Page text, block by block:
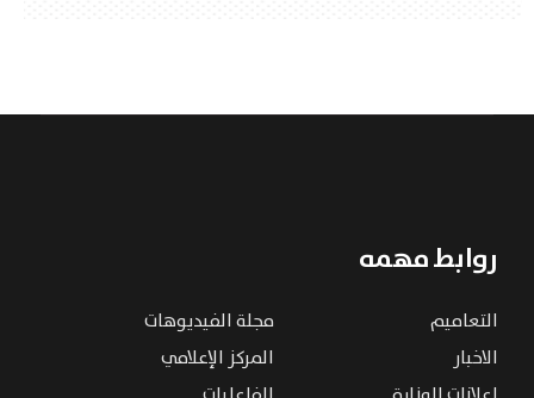
روابط مهمه
التعاميم
مجلة الفيديوهات
الاخبار
المركز الإعلامي